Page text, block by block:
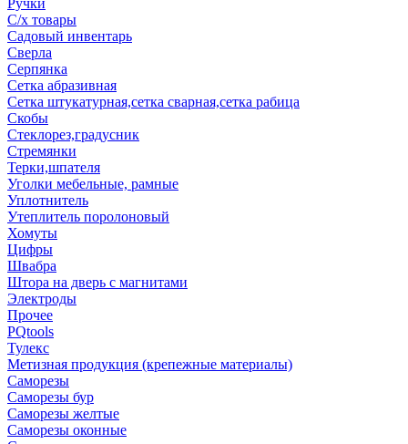
Ручки
С/х товары
Садовый инвентарь
Сверла
Серпянка
Сетка абразивная
Сетка штукатурная,сетка сварная,сетка рабица
Скобы
Стеклорез,градусник
Стремянки
Терки,шпателя
Уголки мебельные, рамные
Уплотнитель
Утеплитель поролоновый
Хомуты
Цифры
Швабра
Штора на дверь с магнитами
Электроды
Прочее
PQtools
Тулекс
Метизная продукция (крепежные материалы)
Саморезы
Саморезы бур
Саморезы желтые
Саморезы оконные